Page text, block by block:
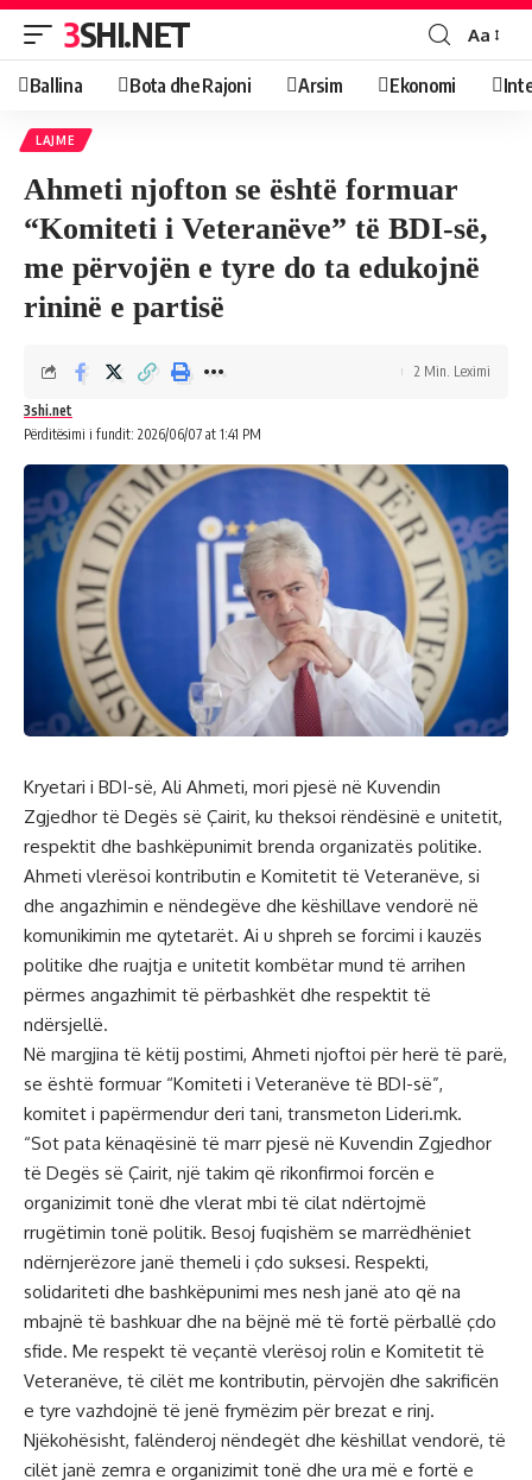
3SHI.NET Aa
Ballina Bota dhe Rajoni Arsim Ekonomi
LAJME
Ahmeti njofton se është formuar
“Komiteti i Veteranëve” të BDI-së,
me përvojën e tyre do ta edukojnë
rininë e partisë
Përditësimi i fundit: 2026/06/07 at 1:41 PM
3shi.net
2 Min. Leximi
Kryetari i BDI-së, Ali Ahmeti, mori pjesë në Kuvendin
Zgjedhor të Degës së Çairit, ku theksoi rëndësinë e unitetit,
respektit dhe bashkëpunimit brenda organizatës politike.
Ahmeti vlerësoi kontributin e Komitetit të Veteranëve, si
dhe angazhimin e nëndegëve dhe këshillave vendorë në
komunikimin me qytetarët. Ai u shpreh se forcimi i kauzës
politike dhe ruajtja e unitetit kombëtar mund të arrihen
përmes angazhimit të përbashkët dhe respektit të
ndërsjellë.
Në margjina të këtij postimi, Ahmeti njoftoi për herë të parë,
se është formuar “Komiteti i Veteranëve të BDI-së”,
komitet i papërmendur deri tani, transmeton Lideri.mk.
“Sot pata kënaqësinë të marr pjesë në Kuvendin Zgjedhor
të Degës së Çairit, një takim që rikonfirmoi forcën e
organizimit tonë dhe vlerat mbi të cilat ndërtojmë
rrugëtimin tonë politik. Besoj fuqishëm se marrëdhëniet
ndërnjerëzore janë themeli i çdo suksesi. Respekti,
solidariteti dhe bashkëpunimi mes nesh janë ato që na
mbajnë të bashkuar dhe na bëjnë më të fortë përballë çdo
sfide. Me respekt të veçantë vlerësoj rolin e Komitetit të
Veteranëve, të cilët me kontributin, përvojën dhe sakrificën
e tyre vazhdojnë të jenë frymëzim për brezat e rinj.
Njëkohësisht, falënderoj nëndegët dhe këshillat vendorë, të
cilët janë zemra e organizimit tonë dhe ura më e fortë e